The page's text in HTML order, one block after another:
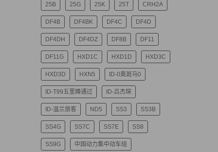
25B 25G 25K 25T CRH2A
DF4B DF4BK DF4C DF4D
DF4DH DF4DZ DF8B DF11
DF11G HXD1C HXD1D HXD3C
HXD3D HXN5 ID-0奥斑马0
ID-T99五里蹲通过 ID-吕杰琛
ID-温兰旅客 ND5 SS3 SS3B
SS4G SS7C SS7E SS8
SS9G 中国动力集中动车组